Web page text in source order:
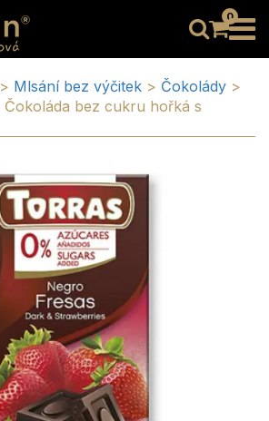
0
> Mlsání bez výčitek > Čokolády >
Čokoláda bez cukru hořká s